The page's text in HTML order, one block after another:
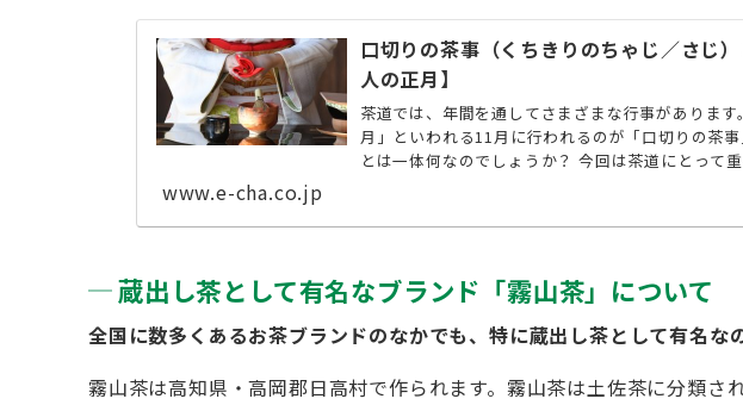
口切りの茶事（くちきりのちゃじ／さじ
人の正月】
茶道では、年間を通してさまざまな行事がありま
月」といわれる11月に行われるのが「口切りの茶
とは一体何なのでしょうか？ 今回は茶道にとって
www.e-cha.co.jp
蔵出し茶として有名なブランド「霧山茶」について
全国に数多くあるお茶ブランドのなかでも、特に蔵出し茶として有名な
霧山茶は高知県・高岡郡日高村で作られます。霧山茶は土佐茶に分類さ